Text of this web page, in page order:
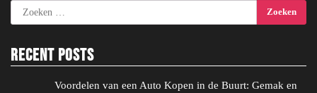
Zoeken
naar:
Recent Posts
Voordelen van een Auto Kopen in de Buurt: Gemak en